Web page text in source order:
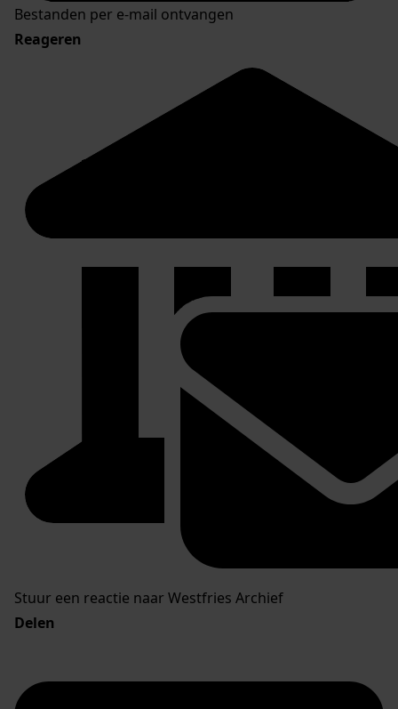
Bestanden per e-mail ontvangen
Reageren
Stuur een reactie naar Westfries Archief
Delen